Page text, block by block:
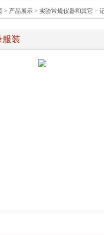
> 产品展示 > 实验常规仪器和其它 >
服装